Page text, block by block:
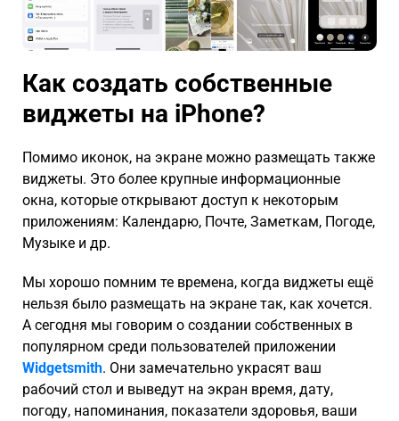
Как создать собственные
виджеты на iPhone?
Помимо иконок, на экране можно размещать также
виджеты. Это более крупные информационные
окна, которые открывают доступ к некоторым
приложениям: Календарю, Почте, Заметкам, Погоде,
Музыке и др.
Мы хорошо помним те времена, когда виджеты ещё
нельзя было размещать на экране так, как хочется.
А сегодня мы говорим о создании собственных в
популярном среди пользователей приложении
Widgetsmith. Они замечательно украсят ваш
рабочий стол и выведут на экран время, дату,
погоду, напоминания, показатели здоровья, ваши